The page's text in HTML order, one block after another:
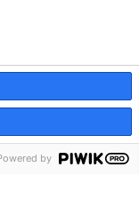
by